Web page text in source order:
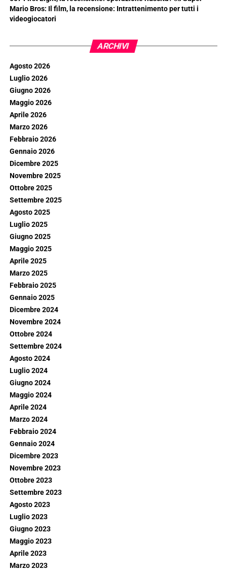
Mario Bros: Il film, la recensione: Intrattenimento per tutti i
videogiocatori
ARCHIVI
Agosto 2026
Luglio 2026
Giugno 2026
Maggio 2026
Aprile 2026
Marzo 2026
Febbraio 2026
Gennaio 2026
Dicembre 2025
Novembre 2025
Ottobre 2025
Settembre 2025
Agosto 2025
Luglio 2025
Giugno 2025
Maggio 2025
Aprile 2025
Marzo 2025
Febbraio 2025
Gennaio 2025
Dicembre 2024
Novembre 2024
Ottobre 2024
Settembre 2024
Agosto 2024
Luglio 2024
Giugno 2024
Maggio 2024
Aprile 2024
Marzo 2024
Febbraio 2024
Gennaio 2024
Dicembre 2023
Novembre 2023
Ottobre 2023
Settembre 2023
Agosto 2023
Luglio 2023
Giugno 2023
Maggio 2023
Aprile 2023
Marzo 2023